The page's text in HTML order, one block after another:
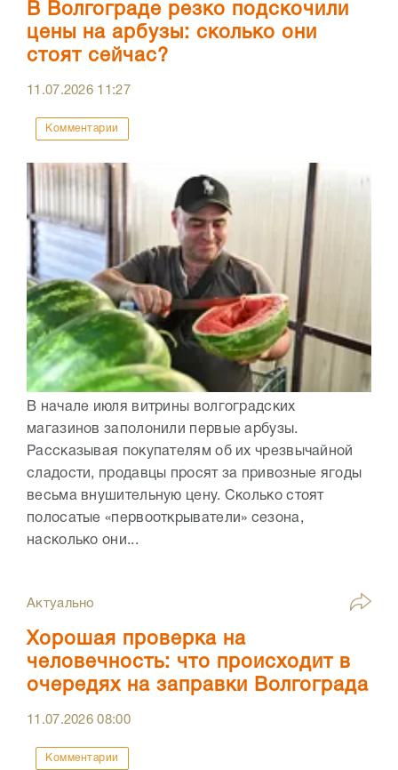
В Волгограде резко подскочили
цены на арбузы: сколько они
стоят сейчас?
11.07.2026 11:27
Комментарии
В начале июля витрины волгоградских
магазинов заполонили первые арбузы.
Рассказывая покупателям об их чрезвычайной
сладости, продавцы просят за привозные ягоды
весьма внушительную цену. Сколько стоят
полосатые «первооткрыватели» сезона,
насколько они...
Актуально
Хорошая проверка на
человечность: что происходит в
очередях на заправки Волгограда
11.07.202608:00
Комментарии